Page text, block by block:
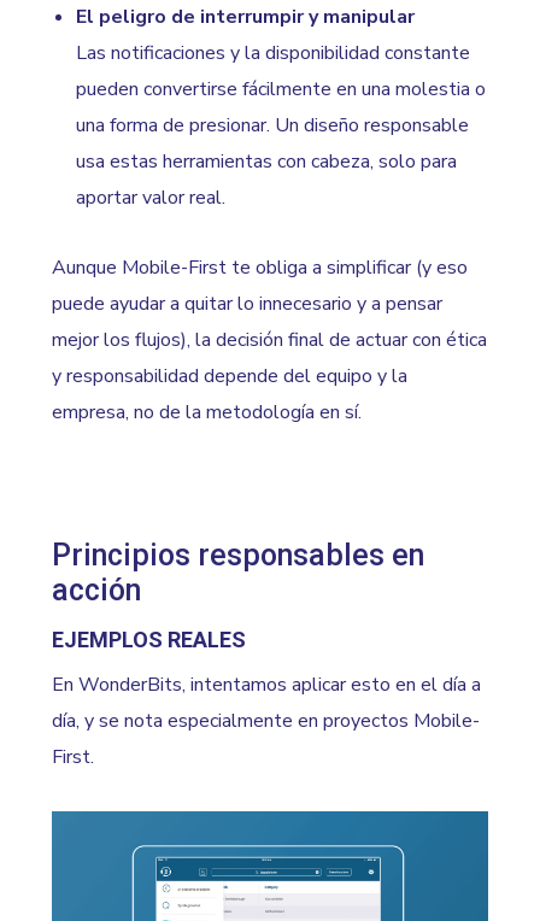
El peligro de interrumpir y manipular
Las notificaciones y la disponibilidad constante
pueden convertirse fácilmente en una molestia o
una forma de presionar. Un diseño responsable
usa estas herramientas con cabeza, solo para
aportar valor real.
Aunque Mobile-First te obliga a simplificar (y eso
puede ayudar a quitar lo innecesario y a pensar
mejor los flujos), la decisión final de actuar con ética
y responsabilidad depende del equipo y la
empresa, no de la metodología en sí.
Principios responsables en
acción
EJEMPLOS REALES
En WonderBits, intentamos aplicar esto en el día a
día, y se nota especialmente en proyectos Mobile-
First.